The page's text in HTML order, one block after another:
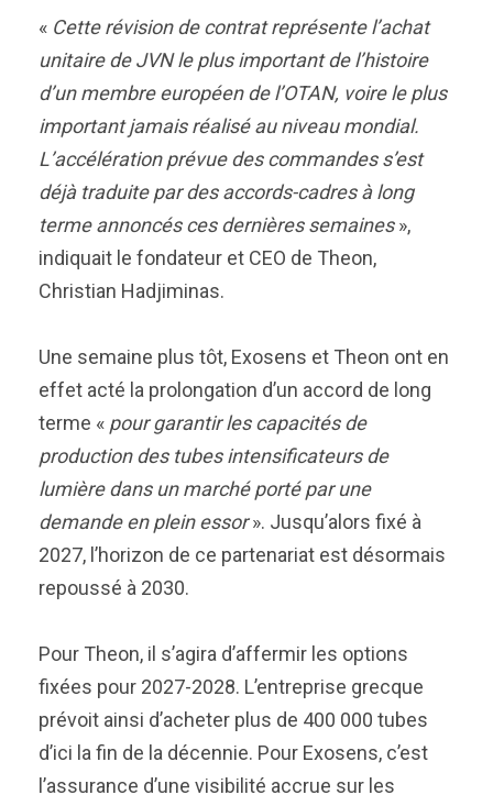
« Cette révision de contrat représente l’achat
unitaire de JVN le plus important de l’histoire
d’un membre européen de l’OTAN, voire le plus
important jamais réalisé au niveau mondial.
L’accélération prévue des commandes s’est
déjà traduite par des accords-cadres à long
terme annoncés ces dernières semaines»,
indiquait le fondateur et CEO de Theon,
Christian Hadjiminas.
Une semaine plus tôt, Exosens et Theon ont en
effet acté la prolongation d’un accord de long
terme « pour garantir les capacités de
production des tubes intensificateurs de
lumière dans un marché porté par une
demande en plein essor». Jusqu’alors fixé à
2027, l’horizon de ce partenariat est désormais
repoussé à 2030.
Pour Theon, il s’agira d’affermir les options
fixées pour 2027-2028. L’entreprise grecque
prévoit ainsi d’acheter plus de 400 000 tubes
d’ici la fin de la décennie. Pour Exosens, c’est
l’assurance d’une visibilité accrue sur les